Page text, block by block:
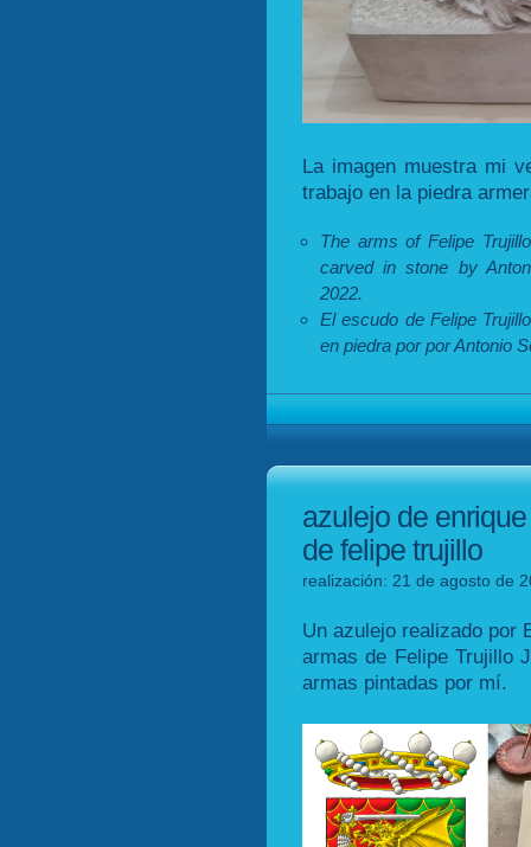
La imagen muestra mi
trabajo en la piedra
The arms of Felipe
carved in stone by
2022.
El escudo de Felipe
en piedra por por Antonio
azulejo de
de felipe trujillo
realización: 21 de agosto de
Un azulejo realizado por
armas de Felipe Trujillo
armas pintadas por mí.